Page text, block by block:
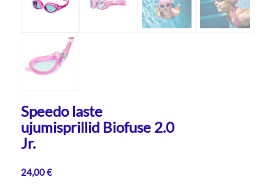
Speedo laste
ujumisprillid Biofuse 2.0
Jr.
24,00€